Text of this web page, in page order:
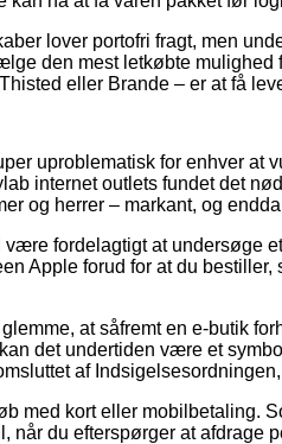
lover portofri fragt, men
den mest letkøbte
eller Brande – er at få
uproblematisk for enhver at
internet outlets fundet det
og herrer – markant, og
fordelagtigt at undersøge
Apple forud for at du
at såfremt en e-butik
det undertiden være et
af
med kort eller mobilbetaling.
når du efterspørger at afdrage